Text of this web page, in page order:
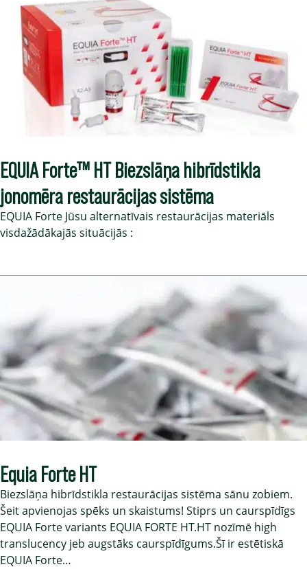
EQUIA Forte™ HT Biezslāņa hibrīdstikla
jonomēra restaurācijas sistēma
EQUIA Forte Jūsu alternatīvais restaurācijas materiāls
visdažādākajās situācijās :
Equia Forte HT
Biezslāņa hibrīdstikla restaurācijas sistēma sānu zobiem.
Šeit apvienojas spēks un skaistums! Stiprs un caurspīdīgs
EQUIA Forte variants EQUIA FORTE HT.HT nozīmē high
translucency jeb augstāks caurspīdīgums.Šī ir estētiskā
EQUIA Forte…